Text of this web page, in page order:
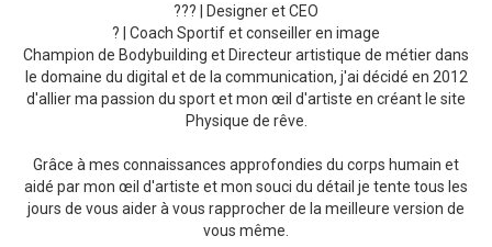
??‍? | Designer et CEO
? | Coach Sportif et conseiller en image
Champion de Bodybuilding et Directeur artistique de métier dans
le domaine du digital et de la communication, j'ai décidé en 2012
d'allier ma passion du sport et mon œil d'artiste en créant le site
Physique de rêve.
Grâce à mes connaissances approfondies du corps humain et
aidé par mon œil d'artiste et mon souci du détail je tente tous les
jours de vous aider à vous rapprocher de la meilleure version de
vous même.